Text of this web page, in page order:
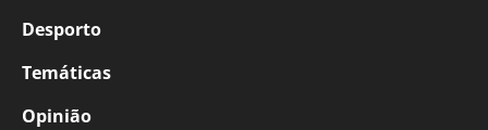
Desporto
Temáticas
Opinião